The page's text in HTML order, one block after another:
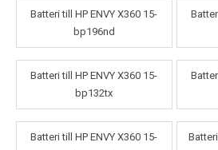
Batteri till HP ENVY X360 15-
bp196nd
Batteri till HP ENVY X360 15-
bp132tx
Batteri till HP ENVY X360 15-